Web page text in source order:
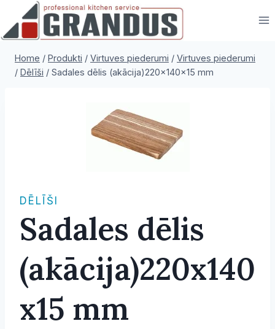
content
Home / Produkti / Virtuves piederumi / Virtuves piederumi
/ Dēlīši / Sadales dēlis (akācija)220x140x15 mm
DĒLĪŠI
Sadales dēlis
(akācija)220x140
x15 mm